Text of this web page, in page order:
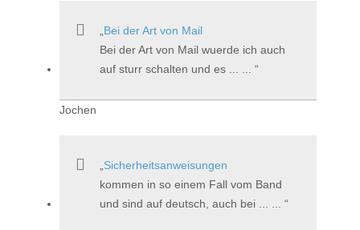
Bei der Art von Mail
Bei der Art von Mail wuerde ich auch
auf sturr schalten und es ... ...
Jochen
Sicherheitsanweisungen
kommen in so einem Fall vom Band
und sind auf deutsch, auch bei ... ...